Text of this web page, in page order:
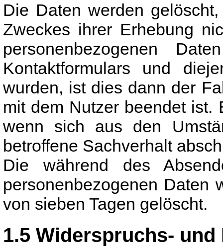
Die Daten werden
Zweckes ihrer Erhebung
personenbezogenen
Kontaktformulars und
wurden, ist dies dann der
mit dem Nutzer beendet ist.
wenn sich aus den
betroffene Sachverhalt
Die während des
personenbezogenen Daten
von sieben Tagen gelöscht.
1.5 Widerspruchs-